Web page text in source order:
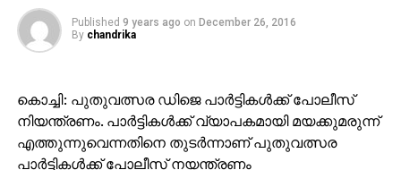
Published 9 years ago on December 26, 2016
By chandrika
കൊച്ചി: പുതുവത്സര ഡിജെ പാര്‍ട്ടികള്‍ക്ക് പോലീസ്
നിയന്ത്രണം. പാര്‍ട്ടികള്‍ക്ക് വ്യാപകമായി മയക്കുമരുന്ന്
എത്തുന്നുവെന്നതിനെ തുടര്‍ന്നാണ് പുതുവത്സര
പാര്‍ട്ടികള്‍ക്ക് പോലീസ് നയന്ത്രണം